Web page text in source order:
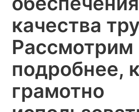
качества
Рассмотрим
подробнее,
грамотно